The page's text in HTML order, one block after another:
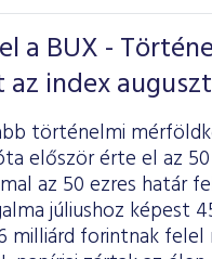
a BUX -
index
történelmi
először érte el az
az 50 ezres határ
júliushoz képest
milliárd forintnak